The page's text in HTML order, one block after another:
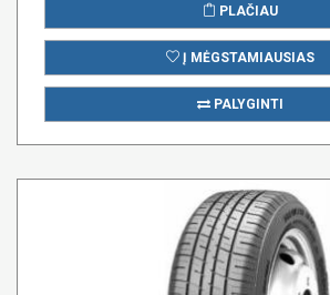
PLAČIAU
Į MĖGSTAMIAUSIAS
PALYGINTI